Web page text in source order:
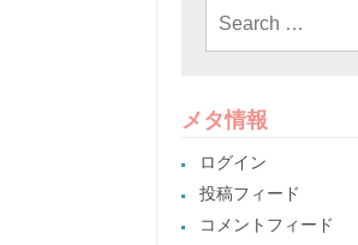
メタ情報
ログイン
投稿フィード
コメントフィード